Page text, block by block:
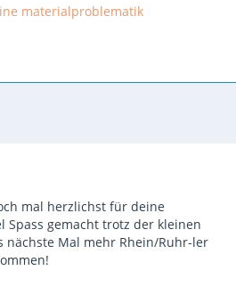
materialproblematik
mal herzlichst für deine
Spass gemacht trotz der kleinen
nächste Mal mehr Rhein/Ruhr-ler